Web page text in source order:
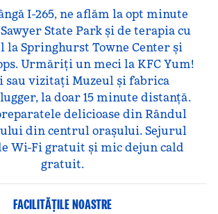
I-265, ne aflăm la opt minute
Sawyer State Park și de terapia cu
la Springhurst Towne Center și
Urmăriți un meci la KFC Yum!
sau vizitați Muzeul și fabrica
la doar 15 minute distanță.
delicioase din Rândul
din centrul orașului. Sejurul
Wi-Fi gratuit și mic dejun cald
gratuit.
FACILITĂŢILE NOASTRE